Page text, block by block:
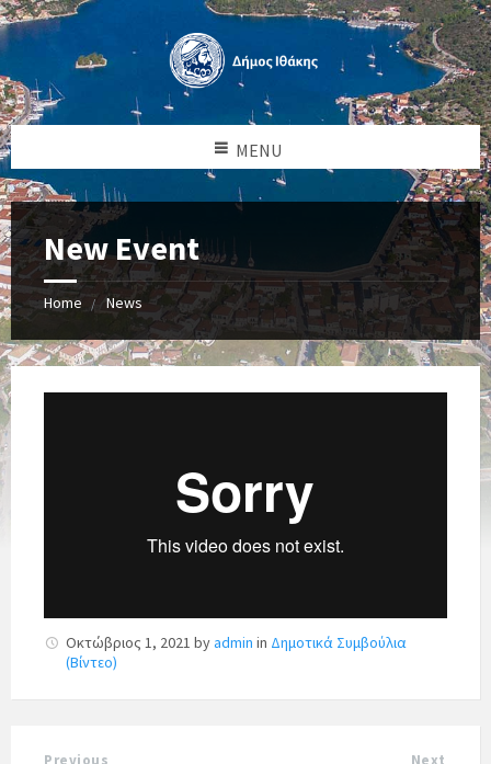
MENU
New Event
Home News
Οκτώβριος 1, 2021 byadmin in Δημοτικά Συμβούλια
(Βίντεο)
Previous Next